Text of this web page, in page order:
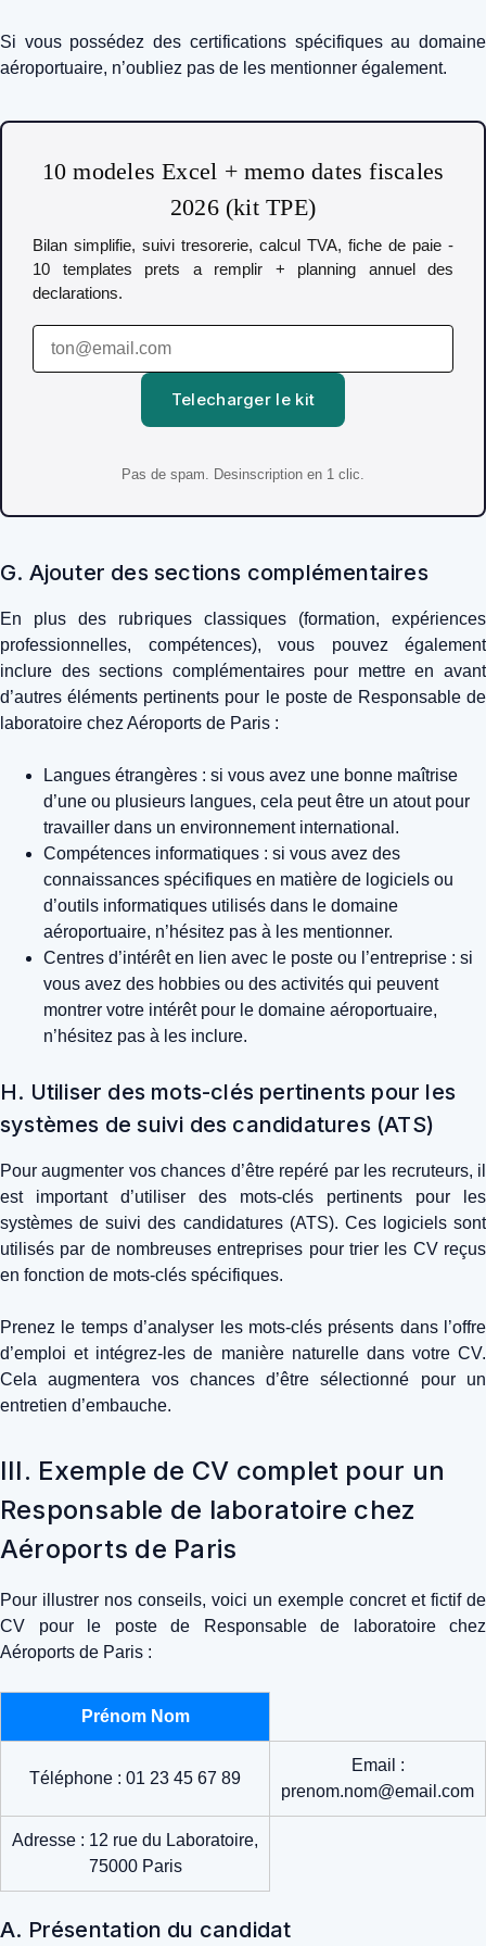
Si vous possédez des certifications spécifiques au domaine
aéroportuaire, n’oubliez pas de les mentionner également.
10 modeles Excel + memo dates fiscales
2026 (kit TPE)
Bilan simplifie, suivi tresorerie, calcul TVA, fiche de paie -
10 templates prets a remplir + planning annuel des
declarations.
Telecharger le kit
Pas de spam. Desinscription en 1 clic.
G. Ajouter des sections complémentaires
En plus des rubriques classiques (formation, expériences
professionnelles, compétences), vous pouvez également
inclure des sections complémentaires pour mettre en avant
d’autres éléments pertinents pour le poste de Responsable de
laboratoire chez Aéroports de Paris :
Langues étrangères : si vous avez une bonne maîtrise
d’une ou plusieurs langues, cela peut être un atout pour
travailler dans un environnement international.
Compétences informatiques : si vous avez des
connaissances spécifiques en matière de logiciels ou
d’outils informatiques utilisés dans le domaine
aéroportuaire, n’hésitez pas à les mentionner.
Centres d’intérêt en lien avec le poste ou l’entreprise : si
vous avez des hobbies ou des activités qui peuvent
montrer votre intérêt pour le domaine aéroportuaire,
n’hésitez pas à les inclure.
H. Utiliser des mots-clés pertinents pour les
systèmes de suivi des candidatures (ATS)
Pour augmenter vos chances d’être repéré par les recruteurs, il
est important d’utiliser des mots-clés pertinents pour les
systèmes de suivi des candidatures (ATS). Ces logiciels sont
utilisés par de nombreuses entreprises pour trier les CV reçus
en fonction de mots-clés spécifiques.
Prenez le temps d’analyser les mots-clés présents dans l’offre
d’emploi et intégrez-les de manière naturelle dans votre CV.
Cela augmentera vos chances d’être sélectionné pour un
entretien d’embauche.
III. Exemple de CV complet pour un
Responsable de laboratoire chez
Aéroports de Paris
Pour illustrer nos conseils, voici un exemple concret et fictif de
CV pour le poste de Responsable de laboratoire chez
Aéroports de Paris :
Prénom Nom
Téléphone : 01 23 45 67 89
Email :
prenom.nom@email.com
Adresse : 12 rue du Laboratoire,
75000 Paris
A. Présentation du candidat